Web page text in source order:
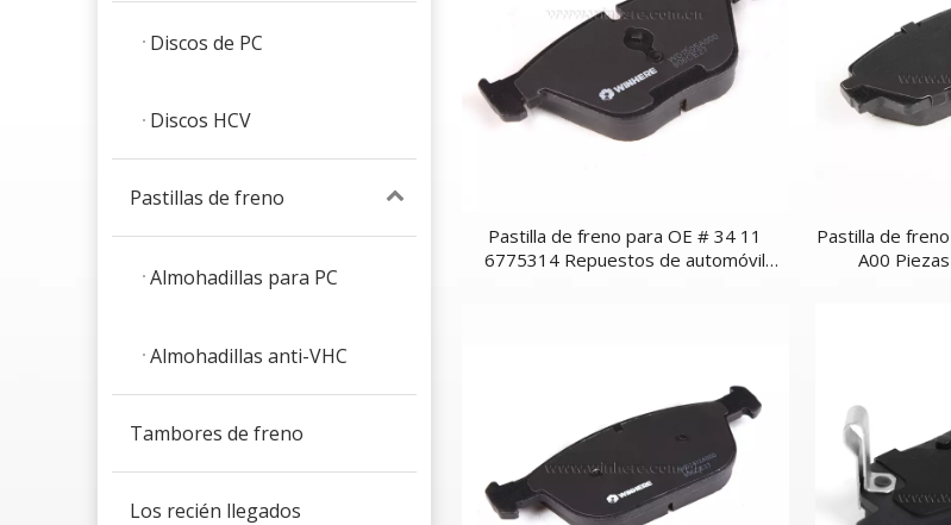
Discos de PC
Discos HCV
Pastillas de freno
Almohadillas para PC
Almohadillas anti-VHC
Tambores de freno
Los recién llegados
Pastilla de freno para OE # 34 11
6775314 Repuestos de automóvil
Pastilla de
A00